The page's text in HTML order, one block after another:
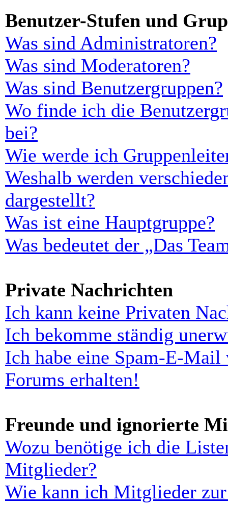
Benutzer-Stufen und
Was sind Administratoren?
Was sind Moderatoren?
Was sind Benutzergruppen?
Wo finde ich die
bei?
Wie werde ich
Weshalb werden
dargestellt?
Was ist eine Hauptgruppe?
Was bedeutet der „Das
Private Nachrichten
Ich kann keine Privaten
Ich bekomme ständig
Ich habe eine Spam-E-
Forums erhalten!
Freunde und ignorierte
Wozu benötige ich die
Mitglieder?
Wie kann ich Mitglieder